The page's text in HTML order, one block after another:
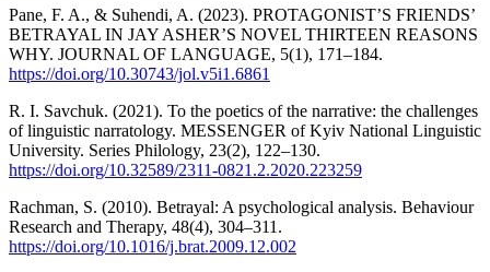
Pane, F. A., & Suhendi, A. (2023). PROTAGONIST’S FRIENDS’
BETRAYAL IN JAY ASHER’S NOVEL THIRTEEN REASONS
WHY. JOURNAL OF LANGUAGE, 5(1), 171–184.
https://doi.org/10.30743/jol.v5i1.6861
R. І. Savchuk. (2021). To the poetics of the narrative: the challenges
of linguistic narratology. MESSENGER of Kyiv National Linguistic
University. Series Philology, 23(2), 122–130.
https://doi.org/10.32589/2311-0821.2.2020.223259
Rachman, S. (2010). Betrayal: A psychological analysis. Behaviour
Research and Therapy, 48(4), 304–311.
https://doi.org/10.1016/j.brat.2009.12.002